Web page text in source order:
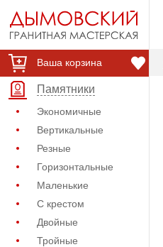
Ваша корзина
Памятники
Экономичные
Вертикальные
Резные
Горизонтальные
Маленькие
С крестом
Двойные
Тройные